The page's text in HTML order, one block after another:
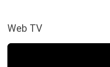
Web TV